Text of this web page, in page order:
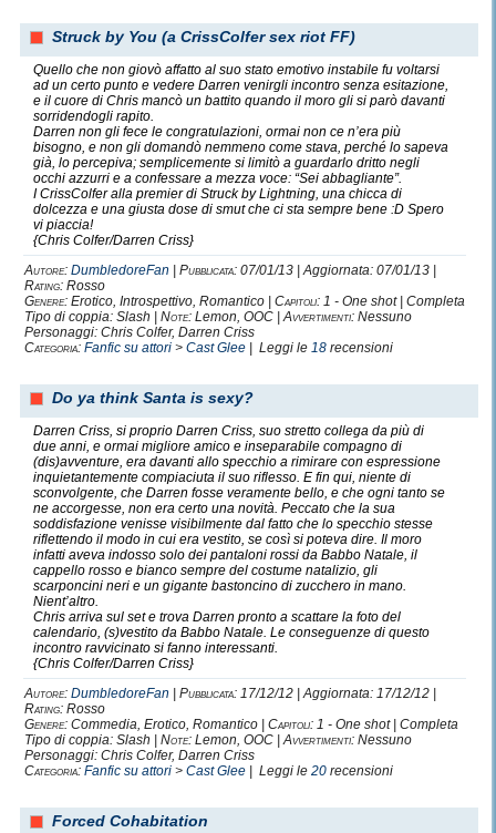
dell'amore e del coraggio.
PerchèKurt e Blaineci insegnano in ogni puntata,
chese ci si ama, e si ha il coraggio di farlo
niente può toccarci
Con l'amore e il coraggio, siamo invincibili.
Non importa nient'altro.
I pregiudizi, l'odio, le incomprensioni, l'ignoranza.
L'amore vince sempre
25.06.11
WhenAlexamet theWarblers.
Ovviamente non posso, non posso non citare anche
Loroche ultimamente sono diventati il mio
chiodo fisso,
la miaispirazione,
il miopensiero costante.
Le due persone piùadorabili, talentuose e belle del
mondo.
Chris ColfereDarren Criss.
Devo, devo aggiungere altro?
No, penso che tutti sappiate già quanto sono eccezionali,
e se non lo sapete, scopritelo.
Perchè ne vale davvero la pena.
Struck by You (a CrissColfer sex riot FF)
Quello che non giovò affatto al suo stato emotivo instabile fu voltarsi
ad un certo punto e vedere Darren venirgli incontro senza esitazione,
e il cuore di Chris mancò un battito quando il moro gli si parò davanti
sorridendogli rapito.
Darren non gli fece le congratulazioni, ormai non ce n’era più
bisogno, e non gli domandò nemmeno come stava, perché lo sapeva
già, lo percepiva; semplicemente si limitò a guardarlo dritto negli
occhi azzurri e a confessare a mezza voce: “Sei abbagliante”.
I CrissColfer alla premier di Struck by Lightning, una chicca di
dolcezza e una giusta dose di smut che ci sta sempre bene :D Spero
vi piaccia!
{Chris Colfer/Darren Criss}
Autore: DumbledoreFan Pubblicata: 07/01/13 | Aggiornata: 07/01/13 |
Rating: Rosso
Genere: Erotico, Introspettivo, Romantico | Capitoli: 1 - One shot | Completa
Tipo di coppia: Slash | Note: Lemon, OOC |Avvertimenti: Nessuno
Personaggi: Chris Colfer, Darren Criss
Categoria: Fanfic su attori > Cast Glee | Leggi le 18 recensioni
Do ya think Santa is sexy?
Darren Criss, si proprio Darren Criss, suo stretto collega da più di
due anni, e ormai migliore amico e inseparabile compagno di
(dis)avventure, era davanti allo specchio a rimirare con espressione
inquietantemente compiaciuta il suo riflesso. E fin qui, niente di
sconvolgente, che Darren fosse veramente bello, e che ogni tanto se
ne accorgesse, non era certo una novità. Peccato che la sua
soddisfazione venisse visibilmente dal fatto che lo specchio stesse
riflettendo il modo in cui era vestito, se così si poteva dire. Il moro
infatti aveva indosso solo dei pantaloni rossi da Babbo Natale, il
cappello rosso e bianco sempre del costume natalizio, gli
scarponcini neri e un gigante bastoncino di zucchero in mano.
Nient’altro.
Chris arriva sul set e trova Darren pronto a scattare la foto del
calendario, (s)vestito da Babbo Natale. Le conseguenze di questo
incontro ravvicinato si fanno interessanti.
{Chris Colfer/Darren Criss}
Autore: DumbledoreFan Pubblicata: 17/12/12 | Aggiornata: 17/12/12 |
Rating: Rosso
Genere: Commedia, Erotico, Romantico | Capitoli: 1 - One shot | Completa
Tipo di coppia: Slash | Note: Lemon, OOC |Avvertimenti: Nessuno
Personaggi: Chris Colfer, Darren Criss
Categoria: Fanfic su attori > Cast Glee | Leggi le 20 recensioni
Forced Cohabitation